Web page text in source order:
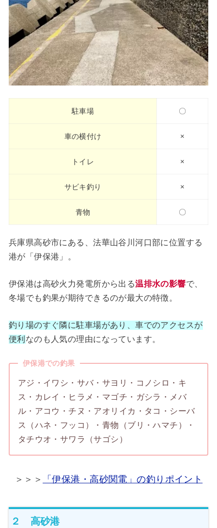
駐車場 〇
車の横付け ×
トイレ ×
サビキ釣り ×
青物 〇
兵庫県高砂市にある、法華山谷川河口部に位置する
港が「伊保港」。
伊保港は高砂火力発電所から出る温排水の影響で、
冬場でも釣果が期待できるのが最大の特徴。
釣り場のすぐ隣に駐車場があり、車でのアクセスが
便利 なのも人気の理由になっています。
伊保港での釣果
アジ・イワシ・サバ・サヨリ・コノシロ・キ
ス・カレイ・ヒラメ・マゴチ・ガシラ・メバ
ル・アコウ・チヌ・アオリイカ・タコ・シーバ
ス（ハネ・フッコ）・青物（ブリ・ハマチ）・
タチウオ・サワラ（サゴシ）
＞＞＞ 「伊保港・高砂関電」の釣りポイント
２ 高砂港